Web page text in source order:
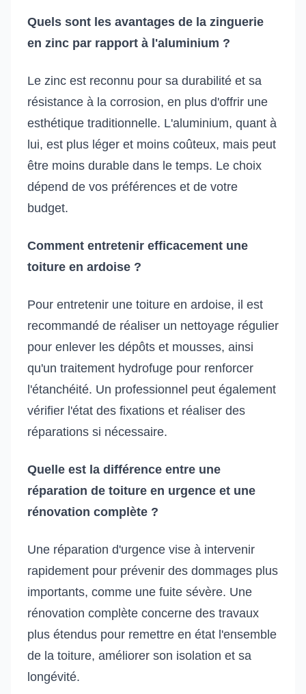
Quels sont les avantages de la zinguerie
en zinc par rapport à l'aluminium ?
Le zinc est reconnu pour sa durabilité et sa
résistance à la corrosion, en plus d'offrir une
esthétique traditionnelle. L'aluminium, quant à
lui, est plus léger et moins coûteux, mais peut
être moins durable dans le temps. Le choix
dépend de vos préférences et de votre
budget.
Comment entretenir efficacement une
toiture en ardoise ?
Pour entretenir une toiture en ardoise, il est
recommandé de réaliser un nettoyage régulier
pour enlever les dépôts et mousses, ainsi
qu'un traitement hydrofuge pour renforcer
l'étanchéité. Un professionnel peut également
vérifier l'état des fixations et réaliser des
réparations si nécessaire.
Quelle est la différence entre une
réparation de toiture en urgence et une
rénovation complète ?
Une réparation d'urgence vise à intervenir
rapidement pour prévenir des dommages plus
importants, comme une fuite sévère. Une
rénovation complète concerne des travaux
plus étendus pour remettre en état l'ensemble
de la toiture, améliorer son isolation et sa
longévité.